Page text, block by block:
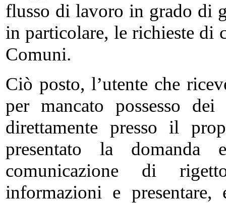
flusso di lavoro in grado di
in particolare, le richieste di
Comuni.
Ciò posto, l’utente che
per mancato possesso
direttamente presso il
presentato la
comunicazione di
informazioni e presentare,